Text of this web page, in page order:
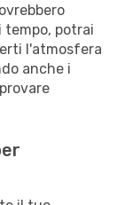
tempo, potrai
l'atmosfera
anche i